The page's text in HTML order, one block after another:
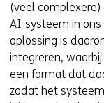
(veel
AI-systeem in ons
oplossing is
integreren,
een format dat
zodat het